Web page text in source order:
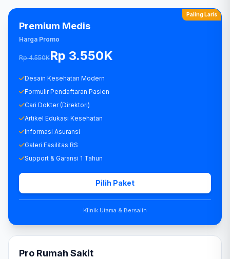
Paling Laris
Premium Medis
Harga Promo
Rp 4.550KRp 3.550K
Desain Kesehatan Modern
Formulir Pendaftaran Pasien
Cari Dokter (Direktori)
Artikel Edukasi Kesehatan
Informasi Asuransi
Galeri Fasilitas RS
Support & Garansi 1 Tahun
Pilih Paket
Klinik Utama & Bersalin
Pro Rumah Sakit